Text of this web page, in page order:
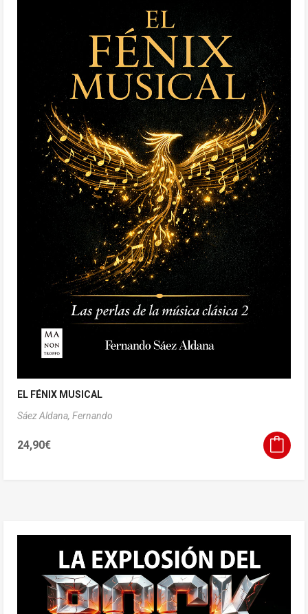
EL FÉNIX MUSICAL
Sáez Aldana, Fernando
24,90€